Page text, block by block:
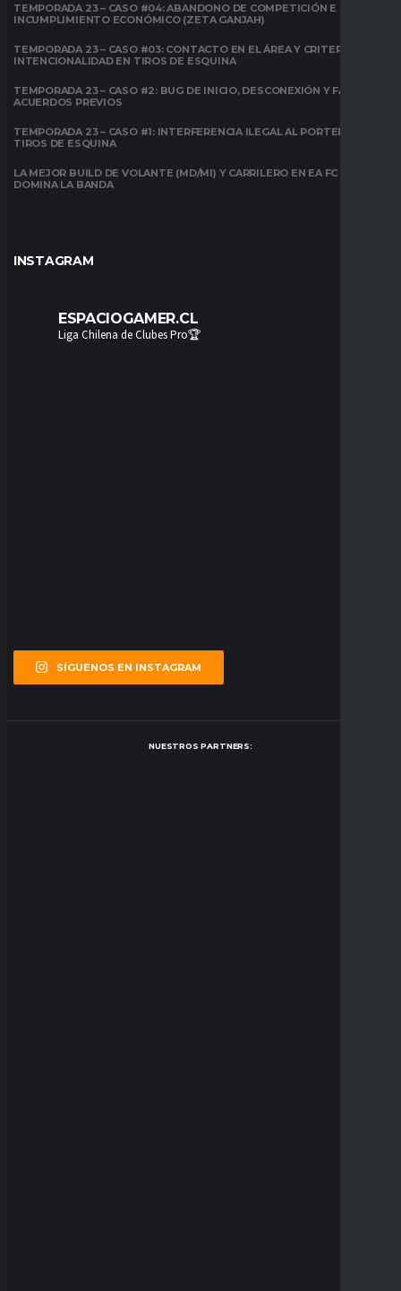
TEMPORADA 23 – CASO #04: ABANDONO DE COMPETICIÓN E
INCUMPLIMIENTO ECONÓMICO (ZETA GANJAH)
TEMPORADA 23 – CASO #03: CONTACTO EN EL ÁREA Y CRITERIO DE
INTENCIONALIDAD EN TIROS DE ESQUINA
TEMPORADA 23 – CASO #2: BUG DE INICIO, DESCONEXIÓN Y FALTA DE
ACUERDOS PREVIOS
TEMPORADA 23 – CASO #1: INTERFERENCIA ILEGAL AL PORTERO EN
TIROS DE ESQUINA
LA MEJOR BUILD DE VOLANTE (MD/MI) Y CARRILERO EN EA FC 26:
DOMINA LA BANDA
INSTAGRAM
ESPACIOGAMER.CL
Liga Chilena de Clubes Pro🏆
SÍGUENOS EN INSTAGRAM
NUESTROS PARTNERS: